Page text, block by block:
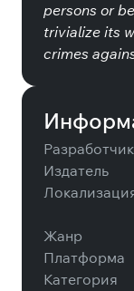
persons or
trivialize its
crimes
Разработчик
Издатель
Жанр
Платформа
Категория